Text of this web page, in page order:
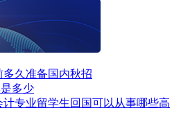
久准备国内秋招
多少
专业留学生回国可以从事哪些高